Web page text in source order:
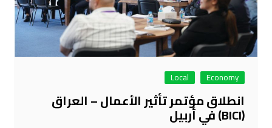
Economy
Local
انطلاق مؤتمر تأثير الأعمال – العراق
(BICI) في أربيل